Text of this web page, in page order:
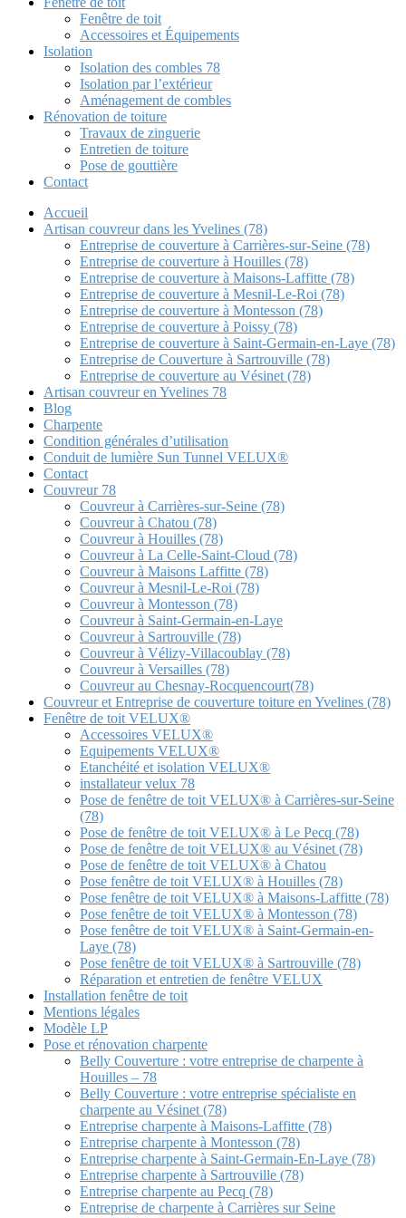
Fenêtre de toit
Accessoires et Équipements
Isolation
Isolation des combles 78
Isolation par l’extérieur
Aménagement de combles
Rénovation de toiture
Travaux de zinguerie
Entretien de toiture
Pose de gouttière
Contact
Accueil
Artisan couvreur dans les Yvelines (78)
Entreprise de couverture à Carrières-sur-Seine (78)
Entreprise de couverture à Houilles (78)
Entreprise de couverture à Maisons-Laffitte (78)
Entreprise de couverture à Mesnil-Le-Roi (78)
Entreprise de couverture à Montesson (78)
Entreprise de couverture à Poissy (78)
Entreprise de couverture à Saint-Germain-en-Laye (78)
Entreprise de Couverture à Sartrouville (78)
Entreprise de couverture au Vésinet (78)
Artisan couvreur en Yvelines 78
Blog
Charpente
Condition générales d’utilisation
Conduit de lumière Sun Tunnel VELUX®
Contact
Couvreur 78
Couvreur à Carrières-sur-Seine (78)
Couvreur à Chatou (78)
Couvreur à Houilles (78)
Couvreur à La Celle-Saint-Cloud (78)
Couvreur à Maisons Laffitte (78)
Couvreur à Mesnil-Le-Roi (78)
Couvreur à Montesson (78)
Couvreur à Saint-Germain-en-Laye
Couvreur à Sartrouville (78)
Couvreur à Vélizy-Villacoublay (78)
Couvreur à Versailles (78)
Couvreur au Chesnay-Rocquencourt(78)
Couvreur et Entreprise de couverture toiture en Yvelines (78)
Fenêtre de toit VELUX®
Accessoires VELUX®
Equipements VELUX®
Etanchéité et isolation VELUX®
installateur velux 78
Pose de fenêtre de toit VELUX® à Carrières-sur-Seine
(78)
Pose de fenêtre de toit VELUX® à Le Pecq (78)
Pose de fenêtre de toit VELUX® au Vésinet (78)
Pose de fenêtre de toit VELUX® à Chatou
Pose fenêtre de toit VELUX® à Houilles (78)
Pose fenêtre de toit VELUX® à Maisons-Laffitte (78)
Pose fenêtre de toit VELUX® à Montesson (78)
Pose fenêtre de toit VELUX® à Saint-Germain-en-
Laye (78)
Pose fenêtre de toit VELUX® à Sartrouville (78)
Réparation et entretien de fenêtre VELUX
Installation fenêtre de toit
Mentions légales
Modèle LP
Pose et rénovation charpente
Belly Couverture : votre entreprise de charpente à
Houilles – 78
Belly Couverture : votre entreprise spécialiste en
charpente au Vésinet (78)
Entreprise charpente à Maisons-Laffitte (78)
Entreprise charpente à Montesson (78)
Entreprise charpente à Saint-Germain-En-Laye (78)
Entreprise charpente à Sartrouville (78)
Entreprise charpente au Pecq (78)
Entreprise de charpente à Carrières sur Seine